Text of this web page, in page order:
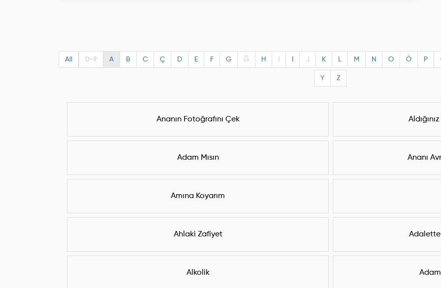
All 0-9 A B C Ç D E F G Ğ H J K L M N O Ö P
Y Z
Ananın Fotoğrafını Çek
Adam Mısın Ananı
Amına Koyarım
Ahlaki Zafiyet
Alkolik